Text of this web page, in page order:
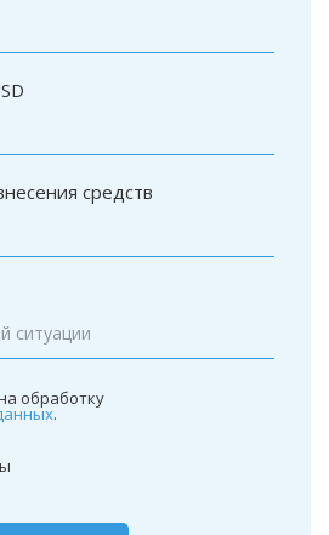
средств
обработку
.